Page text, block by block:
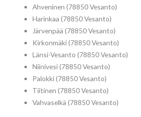
Ahveninen (78850 Vesanto)
Harinkaa (78850 Vesanto)
Järvenpää (78850 Vesanto)
Kirkonmäki (78850 Vesanto)
Länsi-Vesanto (78850 Vesanto)
Niinivesi (78850 Vesanto)
Palokki (78850 Vesanto)
Tiitinen (78850 Vesanto)
Vahvaselkä (78850 Vesanto)